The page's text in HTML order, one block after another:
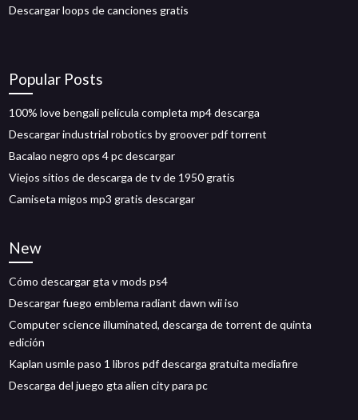
Descargar loops de canciones gratis
Popular Posts
100% love bengali película completa mp4 descarga
Descargar industrial robotics by groover pdf torrent
Bacalao negro ops 4 pc descargar
Viejos sitios de descarga de tv de 1950 gratis
Camiseta migos mp3 gratis descargar
New
Cómo descargar gta v mods ps4
Descargar fuego emblema radiant dawn wii iso
Computer science illuminated, descarga de torrent de quinta
edición
Kaplan usmle paso 1 libros pdf descarga gratuita mediafire
Descarga del juego gta alien city para pc